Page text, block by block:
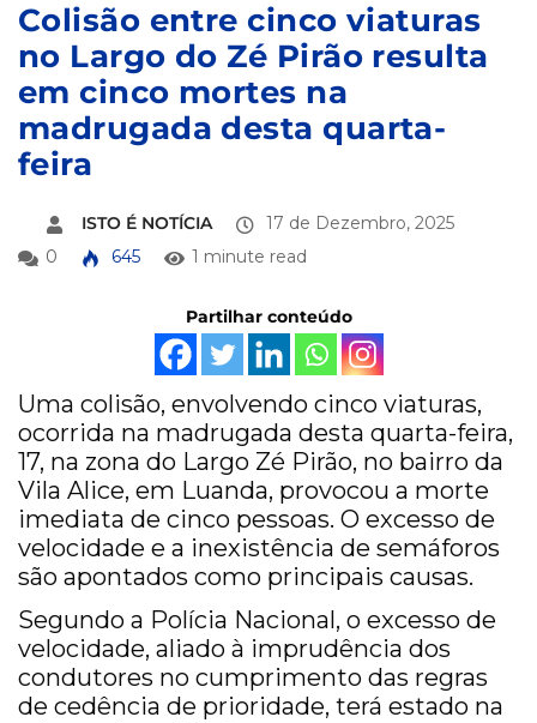
Colisão entre cinco viaturas
no Largo do Zé Pirão resulta
em cinco mortes na
madrugada desta quarta-
feira
ISTO É NOTÍCIA
17 de Dezembro, 2025
0
645 1 minute read
Partilhar conteúdo
Uma colisão, envolvendo cinco viaturas,
ocorrida na madrugada desta quarta-feira,
17, na zona do Largo Zé Pirão, no bairro da
Vila Alice, em Luanda, provocou a morte
imediata de cinco pessoas. O excesso de
velocidade e a inexistência de semáforos
são apontados como principais causas.
Segundo a Polícia Nacional, o excesso de
velocidade, aliado à imprudência dos
condutores no cumprimento das regras
de cedência de prioridade, terá estado na